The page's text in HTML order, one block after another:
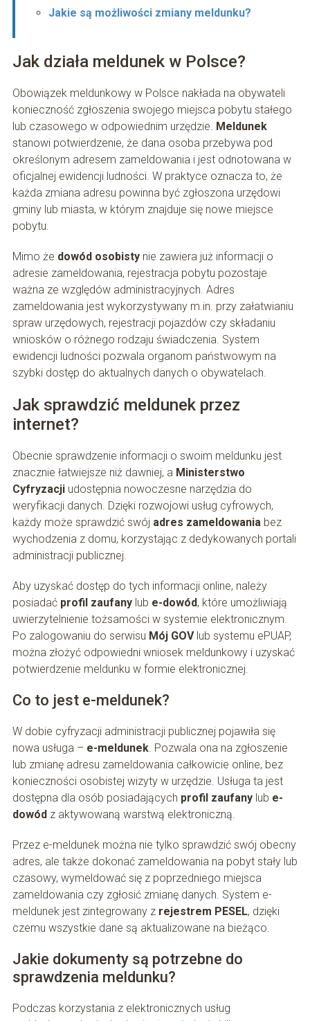
Jakie są możliwości zmiany meldunku?
Jak działa meldunek w Polsce?
Obowiązek meldunkowy w Polsce nakłada na obywateli
konieczność zgłoszenia swojego miejsca pobytu stałego
lub czasowego w odpowiednim urzędzie. Meldunek
stanowi potwierdzenie, że dana osoba przebywa pod
określonym adresem zameldowania i jest odnotowana w
oficjalnej ewidencji ludności. W praktyce oznacza to, że
każda zmiana adresu powinna być zgłoszona urzędowi
gminy lub miasta, w którym znajduje się nowe miejsce
pobytu.
Mimo że dowód osobistynie zawiera już informacji o
adresie zameldowania, rejestracja pobytu pozostaje
ważna ze względów administracyjnych. Adres
zameldowania jest wykorzystywany m.in. przy załatwianiu
spraw urzędowych, rejestracji pojazdów czy składaniu
wniosków o różnego rodzaju świadczenia. System
ewidencji ludności pozwala organom państwowym na
szybki dostęp do aktualnych danych o obywatelach.
Jak sprawdzić meldunek przez
internet?
Obecnie sprawdzenie informacji o swoim meldunku jest
znacznie łatwiejsze niż dawniej, a Ministerstwo
Cyfryzacjiudostępnia nowoczesne narzędzia do
weryfikacji danych. Dzięki rozwojowi usług cyfrowych,
każdy może sprawdzić swój adres zameldowaniabez
wychodzenia z domu, korzystając z dedykowanych portali
administracji publicznej.
Aby uzyskać dostęp do tych informacji online, należy
posiadać profil zaufanylub e-dowód, które umożliwiają
uwierzytelnienie tożsamości w systemie elektronicznym.
Po zalogowaniu do serwisu Mój GOVlub systemu ePUAP,
można złożyć odpowiedni wniosek meldunkowy i uzyskać
potwierdzenie meldunku w formie elektronicznej.
Co to jest e-meldunek?
W dobie cyfryzacji administracji publicznej pojawiła się
nowa usługa – e-meldunek. Pozwala ona na zgłoszenie
lub zmianę adresu zameldowania całkowicie online, bez
konieczności osobistej wizyty w urzędzie. Usługa ta jest
dostępna dla osób posiadających profil zaufanylub e-
dowódz aktywowaną warstwą elektroniczną.
Przez e-meldunek można nie tylko sprawdzić swój obecny
adres, ale także dokonać zameldowania na pobyt stały lub
czasowy, wymeldować się z poprzedniego miejsca
zameldowania czy zgłosić zmianę danych. System e-
meldunek jest zintegrowany z rejestrem PESEL, dzięki
czemu wszystkie dane są aktualizowane na bieżąco.
Jakie dokumenty są potrzebne do
sprawdzenia meldunku?
Podczas korzystania z elektronicznych usług